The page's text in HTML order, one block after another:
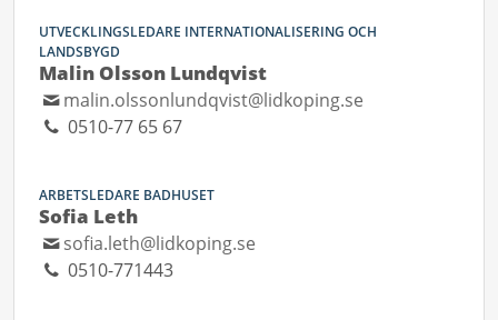
UTVECKLINGSLEDARE INTERNATIONALISERING OCH
LANDSBYGD
Malin Olsson Lundqvist
malin.olssonlundqvist@lidkoping.se
0510-77 65 67
ARBETSLEDARE BADHUSET
Sofia Leth
sofia.leth@lidkoping.se
0510-771443